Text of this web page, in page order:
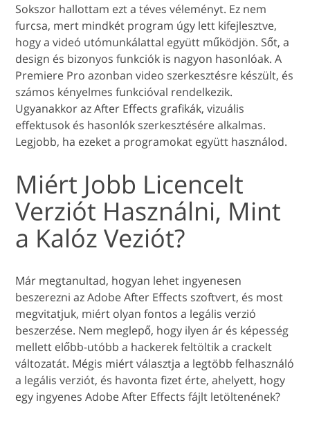
Sokszor hallottam ezt a téves véleményt. Ez nem
furcsa, mert mindkét program úgy lett kifejlesztve,
hogy a videó utómunkálattal együtt működjön. Sőt, a
design és bizonyos funkciók is nagyon hasonlóak. A
Premiere Pro azonban video szerkesztésre készült, és
számos kényelmes funkcióval rendelkezik.
Ugyanakkor az After Effects grafikák, vizuális
effektusok és hasonlók szerkesztésére alkalmas.
Legjobb, ha ezeket a programokat együtt használod.
Miért Jobb Licencelt
Verziót Használni, Mint
a Kalóz Veziót?
Már megtanultad, hogyan lehet ingyenesen
beszerezni az Adobe After Effects szoftvert, és most
megvitatjuk, miért olyan fontos a legális verzió
beszerzése. Nem meglepő, hogy ilyen ár és képesség
mellett előbb-utóbb a hackerek feltöltik a crackelt
változatát. Mégis miért választja a legtöbb felhasználó
a legális verziót, és havonta fizet érte, ahelyett, hogy
egy ingyenes Adobe After Effects fájlt letöltenének?